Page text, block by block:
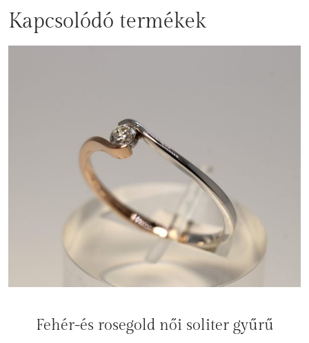
Kapcsolódó termékek
Fehér-és rosegold női soliter gyűrű